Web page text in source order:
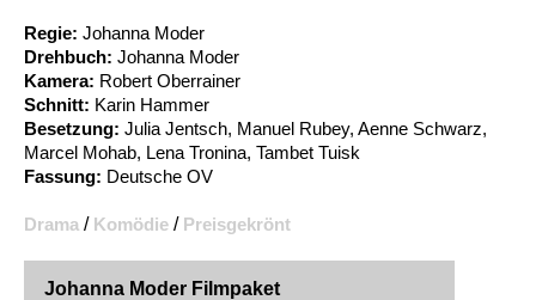
Regie: Johanna Moder
Drehbuch: Johanna Moder
Kamera: Robert Oberrainer
Schnitt: Karin Hammer
Besetzung: Julia Jentsch, Manuel Rubey, Aenne Schwarz,
Marcel Mohab, Lena Tronina, Tambet Tuisk
Fassung: Deutsche OV
Drama / Komödie / Preisgekrönt
Johanna Moder Filmpaket